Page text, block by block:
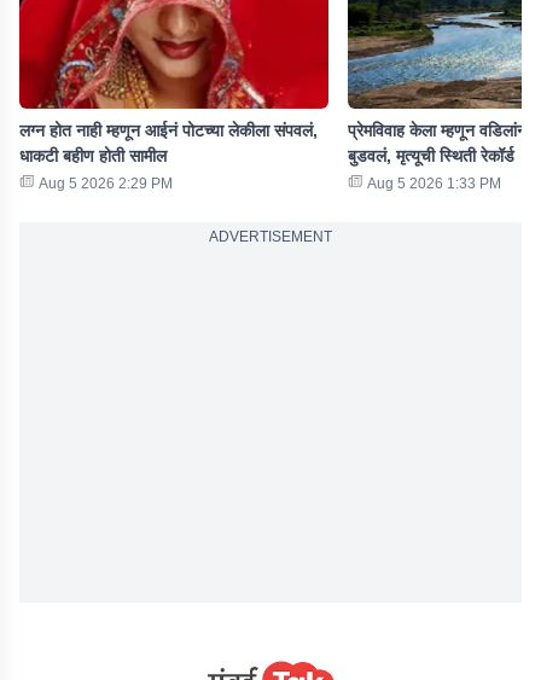
लग्न होत नाही म्हणून आईनं पोटच्या लेकीला संपवलं,
धाकटी बहीण होती सामील
Aug 5 2026 2:29 PM
प्रेमविवाह केला म्हणून वडिलांनी
बुडवलं, मृत्यूची स्थिती रेकॉर्ड
Aug 5 2026 1:33 PM
ADVERTISEMENT